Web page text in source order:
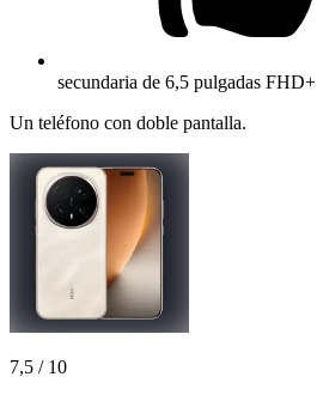
secundaria de 6,5 pulgadas FHD+
Un teléfono con doble pantalla.
7,5 / 10